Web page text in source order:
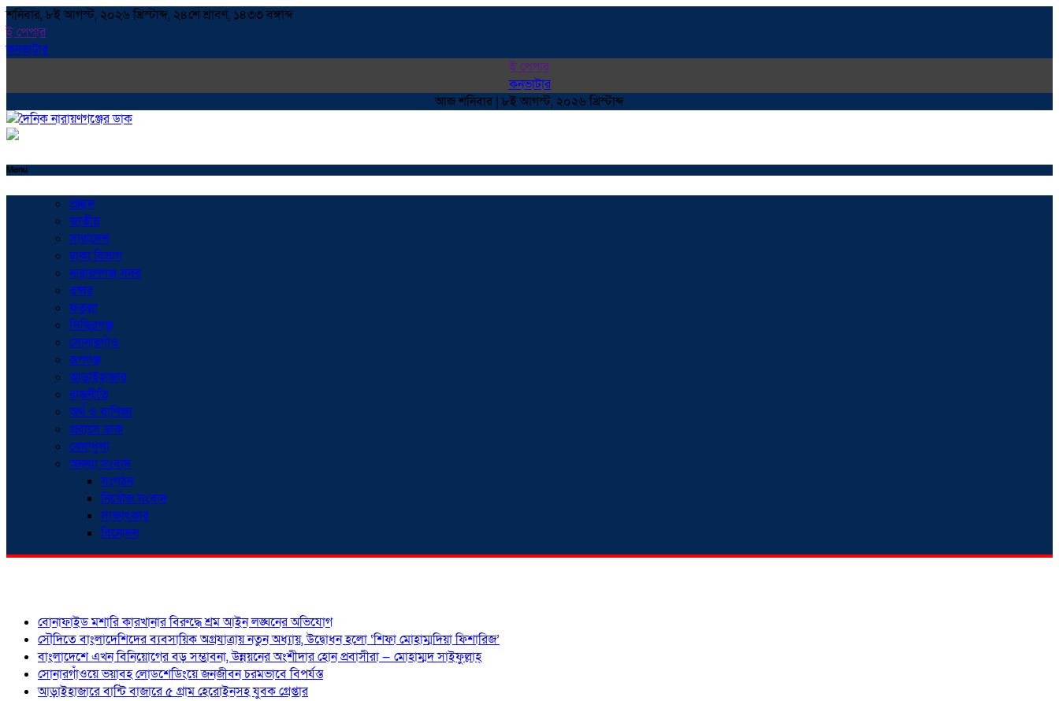
শনিবার, ৮ই আগস্ট, ২০২৬ খ্রিস্টাব্দ, ২৪শে শ্রাবণ, ১৪৩৩ বঙ্গাব্দ
ই পেপার
কনভাটার
ই পেপার
কনভাটার
আজ শনিবার | ৮ই আগস্ট, ২০২৬ খ্রিস্টাব্দ
Menu
প্রচ্ছদ
জাতীয়
সারাদেশ
ঢাকা বিভাগ
নারায়ণগঞ্জ সদর
বন্দর
ফতুল্লা
সিদ্ধিরগঞ্জ
সোনারগাঁও
রূপগঞ্জ
আড়াইহাজার
রাজনীতি
অর্থ ও বাণিজ্য
প্রবাসে ডাক
খেলাধুলা
অনন্যা সংবাদ
সংগঠন
নিখোঁজ সংবাদ
সাক্ষাৎকার
বিনোদন
বোনাফাইড মশারি কারখানার বিরুদ্ধে শ্রম আইন লঙ্ঘনের অভিযোগ
সৌদিতে বাংলাদেশিদের ব্যবসায়িক অগ্রযাত্রায় নতুন অধ্যায়, উদ্বোধন হলো ‘শিফা মোহাম্মদিয়া ফিশারিজ’
বাংলাদেশে এখন বিনিয়োগের বড় সম্ভাবনা, উন্নয়নের অংশীদার হোন প্রবাসীরা — মোহাম্মদ সাইফুল্লাহ্
সোনারগাঁওয়ে ভয়াবহ লোডশেডিংয়ে জনজীবন চরমভাবে বিপর্যস্ত
আড়াইহাজারে বান্টি বাজারে ৫ গ্রাম হেরোইনসহ যুবক গ্রেপ্তার